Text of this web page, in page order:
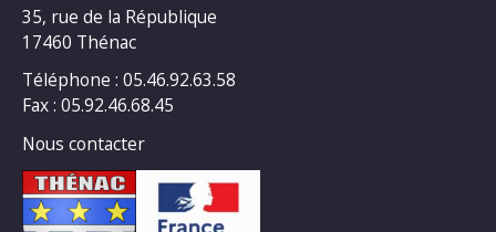
35, rue de la République
17460 Thénac
Téléphone : 05.46.92.63.58
Fax : 05.92.46.68.45
Nous contacter